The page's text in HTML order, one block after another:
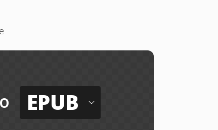
EPUB